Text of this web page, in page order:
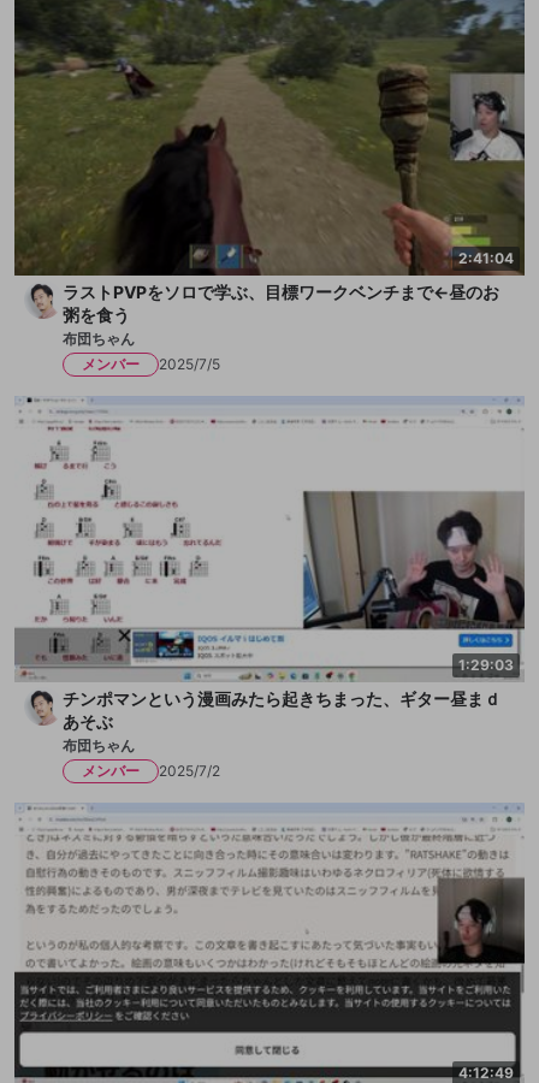
2:41:04
ラストPVPをソロで学ぶ、目標ワークベンチまで←昼のお
粥を食う
布団ちゃん
メンバー
2025/7/5
1:29:03
チンポマンという漫画みたら起きちまった、ギター昼まｄ
あそぶ
布団ちゃん
メンバー
2025/7/2
4:12:49